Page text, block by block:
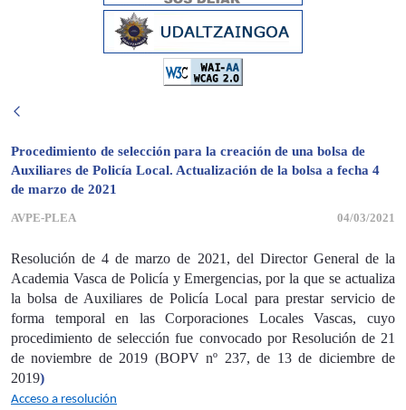
Procedimiento de selección para la creación de una bolsa de
Auxiliares de Policía Local. Actualización de la bolsa a fecha 4
de marzo de 2021
AVPE-PLEA 04/03/2021
Resolución de 4 de marzo de 2021, del Director General de la
Academia Vasca de Policía y Emergencias, por la que se actualiza
la bolsa de Auxiliares de Policía Local para prestar servicio de
forma temporal en las Corporaciones Locales Vascas, cuyo
procedimiento de selección fue convocado por Resolución de 21
de noviembre de 2019 (BOPV nº 237, de 13 de diciembre de
2019)
Acceso a resolución